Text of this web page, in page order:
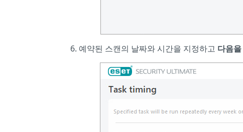
예약된 스캔의 날짜와 시간을 지정하고 다음을